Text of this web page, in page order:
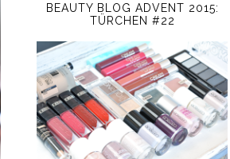
BEAUTY BLOG ADVENT 2015:
TÜRCHEN #22